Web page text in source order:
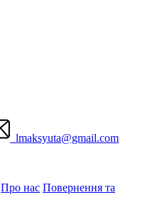
lmaksyuta@gmail.com
Про нас Повернення та